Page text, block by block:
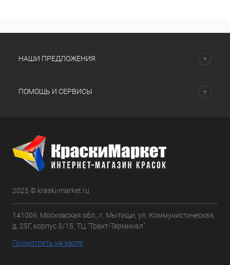
НАШИ ПРЕДЛОЖЕНИЯ
ПОМОЩЬ И СЕРВИСЫ
2025 © kraski-market.ru
141009, Московская обл., г. Мытищи, ул. Коммунистическая,
д. 25Г, корпус 3/15, ТЦ "Тракт-Терминал"
Посмотреть на карте